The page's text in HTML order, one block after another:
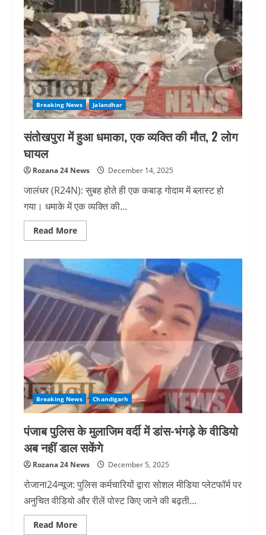
में
मिली
लाश,
इस
कारण
हुई
मौत
Breaking News Jalandhar
संतोखपुरा में हुआ धमाका, एक व्यक्ति की मौत, 2 लोग
घायल
Rozana 24 News December 14, 2025
जालंधर (R24N): सुबह होते ही एक कबाड़ गोदाम में ब्लास्ट हो
गया। धमाके में एक व्यक्ति की...
Read MoreRead
more
हुआ
धमाका,
व्यक्ति
की
मौत,
2
लोग
घायल
Breaking News Chandigarh
पंजाब पुलिस के मुलाजिम वर्दी में डांस-भंगड़े के वीडियो
अब नहीं डाल सकेंगे
Rozana 24 News December 5, 2025
रोजाना24न्यूज: पुलिस कर्मचारियों द्वारा सोशल मीडिया प्लेटफॉर्म पर
अनुचित वीडियो और रीलें पोस्ट किए जाने की बढ़ती...
Read MoreRead
more